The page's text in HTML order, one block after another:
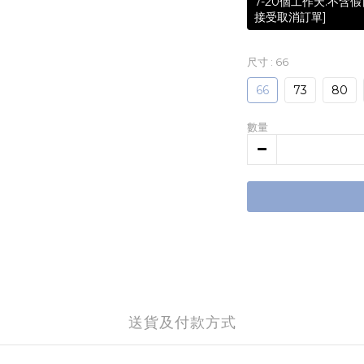
接受取消訂單]
尺寸 : 66
66 73 80
數量
送貨及付款方式